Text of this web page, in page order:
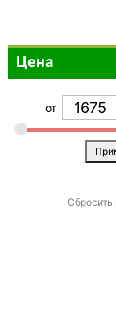
Фиолетовый
Коричневый
Голубой
Бежевый
Цена
от
Сбросить